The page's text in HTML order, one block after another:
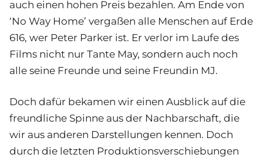
auch einen hohen Preis bezahlen. Am Ende von
‘No Way Home’ vergaßen alle Menschen auf Erde
616, wer Peter Parker ist. Er verlor im Laufe des
Films nicht nur Tante May, sondern auch noch
alle seine Freunde und seine Freundin MJ.
Doch dafür bekamen wir einen Ausblick auf die
freundliche Spinne aus der Nachbarschaft, die
wir aus anderen Darstellungen kennen. Doch
durch die letzten Produktionsverschiebungen